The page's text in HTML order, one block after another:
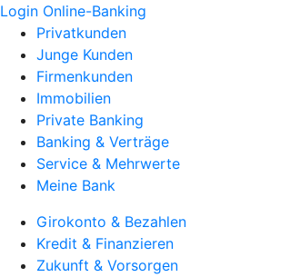
Login Online-Banking
Privatkunden
Junge Kunden
Firmenkunden
Immobilien
Private Banking
Banking & Verträge
Service & Mehrwerte
Meine Bank
Girokonto & Bezahlen
Kredit & Finanzieren
Zukunft & Vorsorgen